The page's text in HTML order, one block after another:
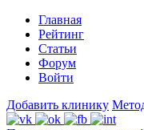
Главная
Рейтинг
Статьи
Форум
Войти
Добавить клинику